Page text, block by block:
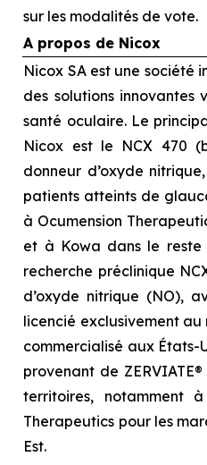
sur les modalités de vote.
A propos de Nicox
Nicox SA est une société
des solutions
santé oculaire. Le
Nicox est le NCX 470
donneur d’oxyde
patients atteints de
à Ocumension
et à Kowa dans le reste
recherche préclinique
d’oxyde nitrique (NO),
licencié exclusivement
commercialisé aux États-
provenant de
territoires, notamment
Therapeutics pour les
Est.